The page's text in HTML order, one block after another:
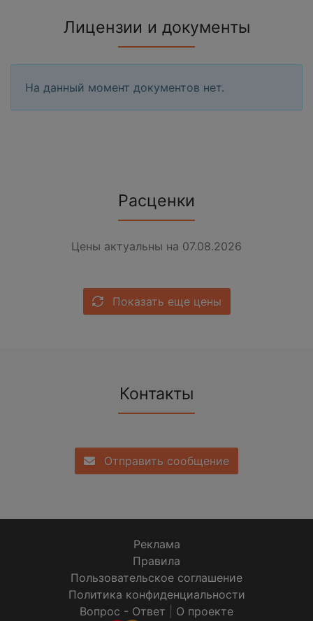
Лицензии и документы
На данный момент документов нет.
Расценки
Цены актуальны на 07.08.2026
Показать еще цены
Контакты
Отправить сообщение
Реклама
Правила
Пользовательское соглашение
Политика конфиденциальности
Вопрос - Ответ
О проекте